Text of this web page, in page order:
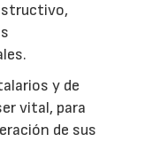
y de
vital, para
de sus